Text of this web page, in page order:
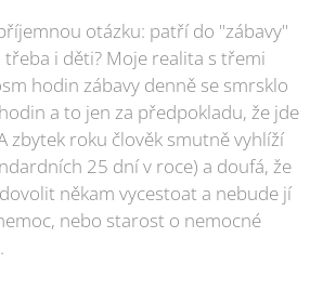
otázku: patří do "zábavy"
i děti? Moje realita s třemi
hodin zábavy denně se smrsklo
a to jen za předpokladu, že jde
zbytek roku člověk smutně vyhlíží
25 dní v roce) a doufá, že
někam vycestoat a nebude jí
nebo starost o nemocné